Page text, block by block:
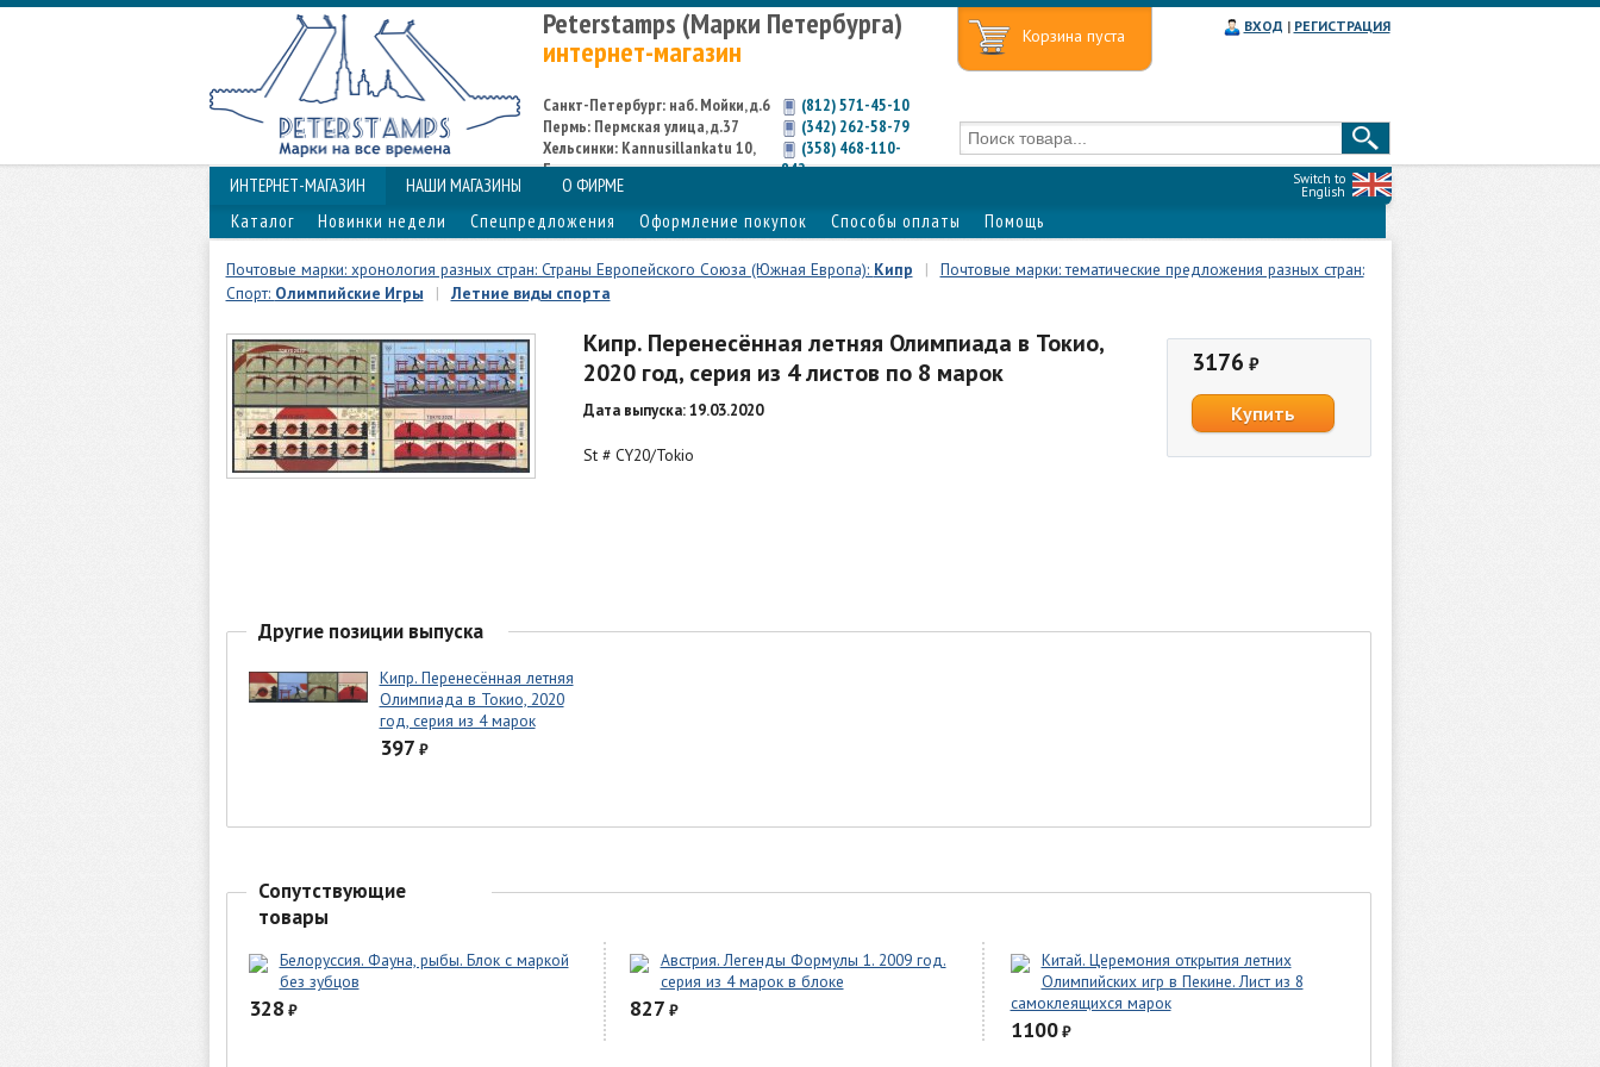
Peterstamps (Марки Петербурга)
интернет-магазин
Санкт-Петербург: наб. Мойки, д.6
Пермь: Пермская улица, д.37
Хельсинки: Kannusillankatu 10,
Espoo
(812) 571-45-10
(342) 262-58-79
(358) 468-110-
842
Корзина пуста ВХОД | РЕГИСТРАЦИЯ
Switch to
English
ИНТЕРНЕТ-МАГАЗИН НАШИ МАГАЗИНЫ
О ФИРМЕ
Каталог
Новинки недели Спецпредложения Оформление покупок Способы оплаты Помощь
Почтовые марки: хронология разных стран: Страны Европейского Союза (Южная Европа): Кипр |
Почтовые марки: тематические предложения разных стран:
Спорт: Олимпийские Игры | Летние виды спорта
Кипр. Перенесённая летняя Олимпиада в Токио,
2020 год, серия из 4 листов по 8 марок
Дата выпуска: 19.03.2020
St # CY20/Tokio
3176 ₽
Другие позиции выпуска
Кипр. Перенесённая летняя
Олимпиада в Токио, 2020
год, серия из 4 марок
397 ₽
Сопутствующие
товары
Белоруссия. Фауна, рыбы. Блок с маркой
без зубцов
328 ₽
Австрия. Легенды Формулы 1. 2009 год.
серия из 4 марок в блоке
827 ₽
Китай. Церемония открытия летних
Олимпийских игр в Пекине. Лист из 8
самоклеящихся марок
1100₽